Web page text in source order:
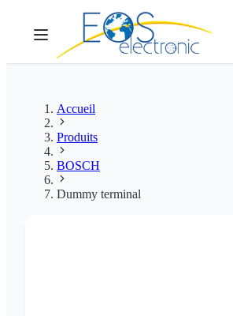
Accueil
Produits
BOSCH
Dummy terminal